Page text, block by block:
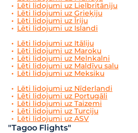
Lēti lidojumi uz Lielbritāniju
Lēti lidojumi uz Grieķiju
Lēti lidojumi uz Īriju
Lēti lidojumi uz Islandi
Lēti lidojumi uz Itāliju
Lēti lidojumi uz Maroku
Lēti lidojumi uz Melnkalni
Lēti lidojumi uz Maldīvu salu
Lēti lidojumi uz Meksiku
Lēti lidojumi uz Nīderlandi
Lēti lidojumi uz Portugāli
Lēti lidojumi uz Taizemi
Lēti lidojumi uz Turciju
Lēti lidojumi uz ASV
"Tagoo Flights"